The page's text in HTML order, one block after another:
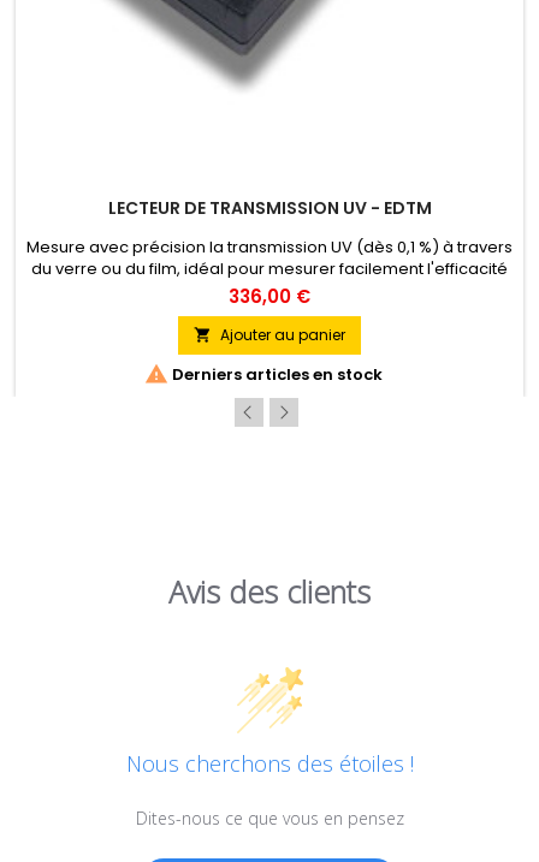
LECTEUR DE TRANSMISSION UV - EDTM
Mesure avec précision la transmission UV (dès 0,1 %) à travers
du verre ou du film, idéal pour mesurer facilement l'efficacité
anti-UV des films.
336,00 €
 Ajouter au panier
 Derniers articles en stock
Avis des clients
Nous cherchons des étoiles !
Dites-nous ce que vous en pensez